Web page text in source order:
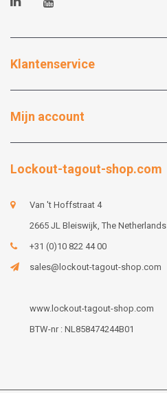
Klantenservice
Mijn account
Lockout-tagout-shop.com
Van 't Hoffstraat 4
2665 JL Bleiswijk, The Netherlands
+31 (0)10 822 44 00
sales@lockout-tagout-shop.com
www.lockout-tagout-shop.com
BTW-nr : NL858474244B01